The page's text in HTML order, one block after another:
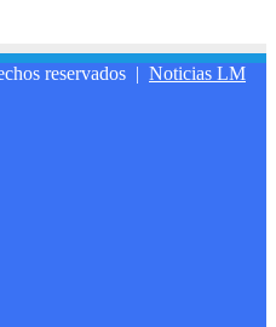
reservados | Noticias LM